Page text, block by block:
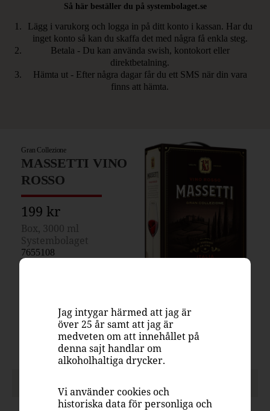
Gran Collezione
MASSETTI VINO
ROSSO
199 kr
Box, 3000 ml
Systembolaget
7655108
Sangiovese 100%
Så här beställer du på systembolaget.se
Lägg i varukorg och logga in på ditt konto i kassan. Har du
inget konto så kan du skaffa det med några få enkla steg.
Betala - Du kan använda swish, kontokort eller
direktbetalning.
Hämta ut - Efter några dagar får du ett SMS när din vara
finns att hämta.
Jag intygar härmed att jag är
över 25 år samt att jag är
medveten om att innehållet på
denna sajt handlar om
alkoholhaltiga drycker.
Vi använder cookies och
historiska data för personliga och